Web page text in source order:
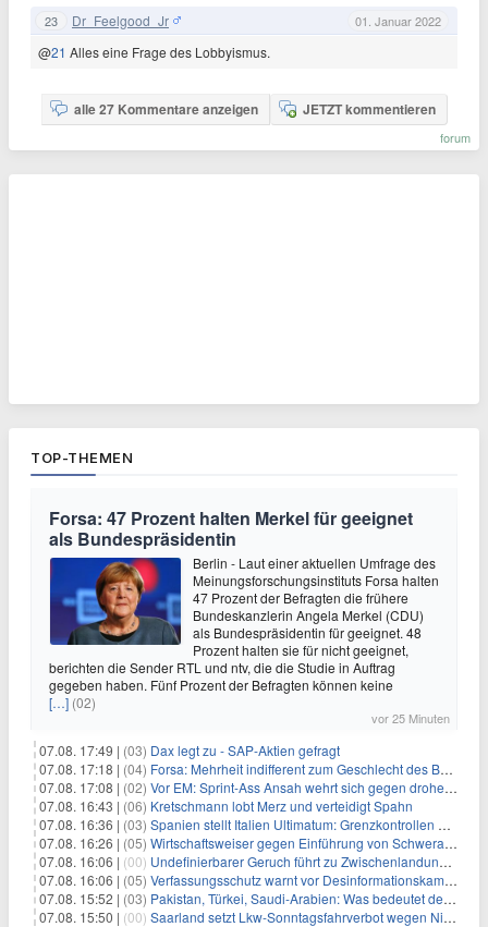
23 Dr_Feelgood_Jr 01. Januar 2022
@21 Alles eine Frage des Lobbyismus.
alle 27 Kommentare anzeigen JETZT kommentieren
forum
TOP-THEMEN
Forsa: 47 Prozent halten Merkel für geeignet
als Bundespräsidentin
Berlin - Laut einer aktuellen Umfrage des
Meinungsforschungsinstituts Forsa halten
47 Prozent der Befragten die frühere
Bundeskanzlerin Angela Merkel (CDU)
als Bundespräsidentin für geeignet. 48
Prozent halten sie für nicht geeignet,
berichten die Sender RTL und ntv, die die Studie in Auftrag
gegeben haben. Fünf Prozent der Befragten können keine
[…] (02)
vor 25 Minuten
07.08. 17:49 | (03) Dax legt zu - SAP-Aktien gefragt
07.08. 17:18 | (04) Forsa: Mehrheit indifferent zum Geschlecht des Bundespräsidenten
07.08. 17:08 | (02) Vor EM: Sprint-Ass Ansah wehrt sich gegen drohende Sperre
07.08. 16:43 | (06) Kretschmann lobt Merz und verteidigt Spahn
07.08. 16:36 | (03) Spanien stellt Italien Ultimatum: Grenzkontrollen beenden
07.08. 16:26 | (05) Wirtschaftsweiser gegen Einführung von Schwerarbeiter-Rente
07.08. 16:06 | (00) Undefinierbarer Geruch führt zu Zwischenlandung von Flieger
07.08. 16:06 | (05) Verfassungsschutz warnt vor Desinformationskampagne gegen Merz
07.08. 15:52 | (03) Pakistan, Türkei, Saudi-Arabien: Was bedeutet der neue Pakt?
07.08. 15:50 | (00) Saarland setzt Lkw-Sonntagsfahrverbot wegen Niedrigwasser aus